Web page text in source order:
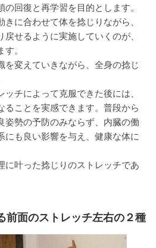
回復と再学習を目的とします。
に合わせて体を捻じりながら、
せるように実施していくのが、
。
を変えていきながら、全身の捻じ
チによって克服できた後には、
ることを実感できます。普段から
姿勢の予防のみならず、内臓の働
にも良い影響を与え、健康な体に
に叶った捻じりのストレッチであ
前面のストレッチ左右の２種